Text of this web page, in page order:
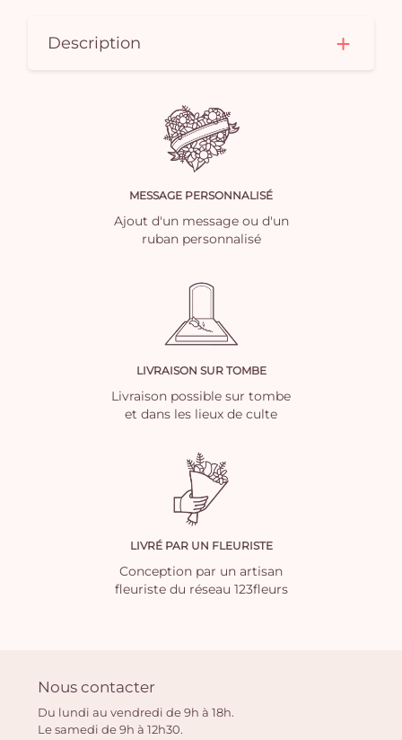
Description
MESSAGE PERSONNALISÉ
Ajout d'un message ou d'un
ruban personnalisé
LIVRAISON SUR TOMBE
Livraison possible sur tombe
et dans les lieux de culte
LIVRÉ PAR UN FLEURISTE
Conception par un artisan
fleuriste du réseau 123fleurs
Nous contacter
Du lundi au vendredi de 9h à 18h.
Le samedi de 9h à 12h30.